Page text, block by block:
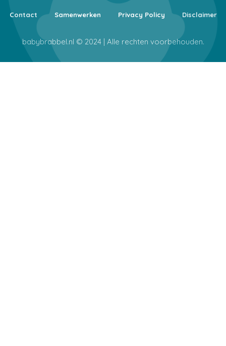
Contact Samenwerken Privacy Policy Disclaimer
babybrabbel.nl © 2024 | Alle rechten voorbehouden.